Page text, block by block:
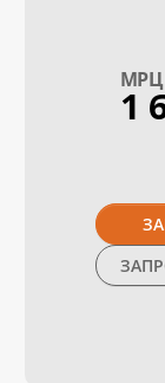
МPЦ
1